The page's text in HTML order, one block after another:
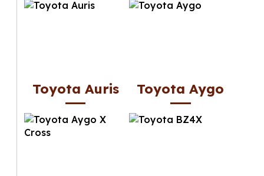
Toyota Auris Toyota Aygo